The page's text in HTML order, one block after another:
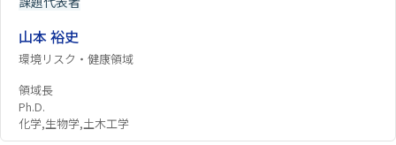
山本 裕史
環境リスク・健康領域
領域長
Ph.D.
化学,生物学,土木工学